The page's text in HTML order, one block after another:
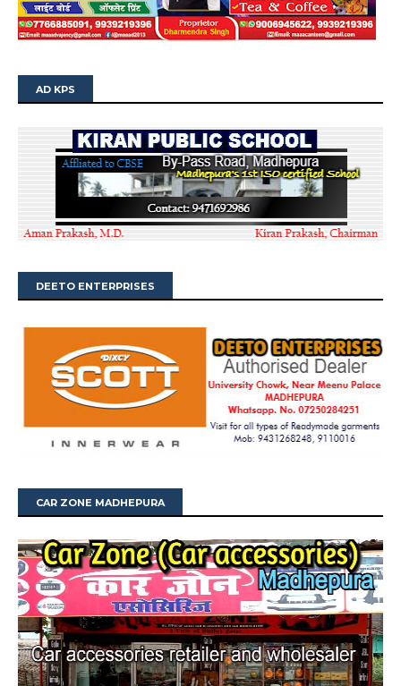
AD KPS
DEETO ENTERPRISES
CAR ZONE MADHEPURA